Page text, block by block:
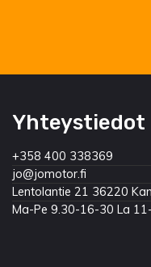
Yhteystiedot
+358 400 338369
jo@jomotor.fi
Lentolantie 21 36220
Ma-Pe 9.30-16-30 La